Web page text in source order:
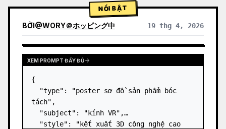
NỔI BẬT
BỞI@WORY＠ホッピング中 19 thg 4, 2026
XEM PROMPT ĐẦY ĐỦ
{
  "type": "poster sơ đồ sản phẩm bóc
tách",
  "subject": "kính VR",
  "style": "kết xuất 3D công nghệ cao